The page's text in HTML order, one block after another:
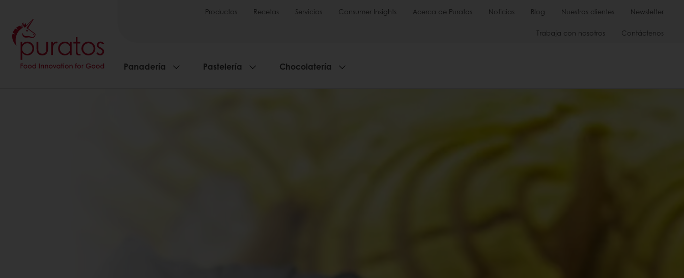
Productos Recetas Servicios Consumer Insights Acerca de Puratos Noticias Blog Nuestros clientes Newsletter
Trabaja con nosotros Contáctenos
Panadería Pastelería Chocolatería